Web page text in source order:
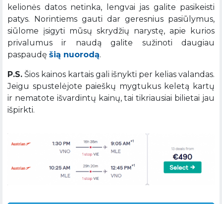
kelionės datos netinka, lengvai jas galite pasikeisti
patys. Norintiems gauti dar geresnius pasiūlymus,
siūlome įsigyti mūsų skrydžių narystę, apie kurios
privalumus ir naudą galite sužinoti daugiau
paspaudę šią nuorodą.
P.S. Šios kainos kartais gali išnykti per kelias valandas.
Jeigu spustelėjote paieškų mygtukus keletą kartų
ir nematote išvardintų kainų, tai tikriausiai bilietai jau
išpirkti.